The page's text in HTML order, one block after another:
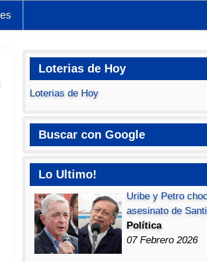
Loterias de Hoy
Loterias de Hoy
Buscar con Google
Lo Ultimo!
Uribe y Petro
asesinato de
Política
07 Febrero 2026